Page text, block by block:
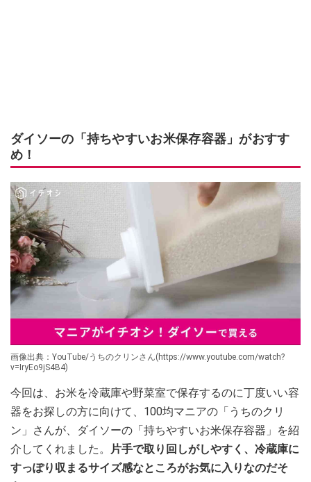
ダイソーの「持ちやすいお米保存容器」がおすす
め！
画像出典：YouTube/うちのクリンさん(https://www.youtube.com/watch?
v=IryEo9jS4B4)
今回は、お米を冷蔵庫や野菜室で保存するのに丁度いい容
器をお探しの方に向けて、100均マニアの「うちのクリ
ン」さんが、ダイソーの「持ちやすいお米保存容器」を紹
介してくれました。
片手で取り回しがしやすく、冷蔵庫に
すっぽり収まるサイズ感なところがお気に入りなのだそ